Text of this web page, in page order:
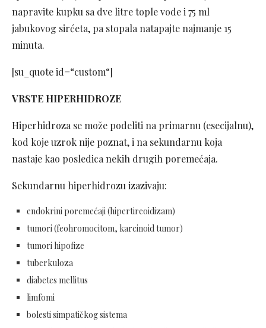
napravite kupku sa dve litre tople vode i 75 ml
jabukovog sirćeta, pa stopala natapajte najmanje 15
minuta.
[su_quote id=“custom“]
VRSTE HIPERHIDROZE
Hiperhidroza se može podeliti na primarnu (esecijalnu),
kod koje uzrok nije poznat, i na sekundarnu koja
nastaje kao posledica nekih drugih poremećaja.
Sekundarnu hiperhidrozu izazivaju:
endokrini poremećaji (hipertireoidizam)
tumori (feohromocitom, karcinoid tumor)
tumori hipofize
tuberkuloza
diabetes mellitus
limfomi
bolesti simpatičkog sistema